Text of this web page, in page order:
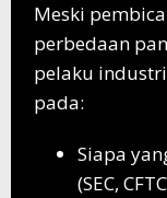
Meski
perbedaan
pelaku
pada:
Siapa
(SEC,